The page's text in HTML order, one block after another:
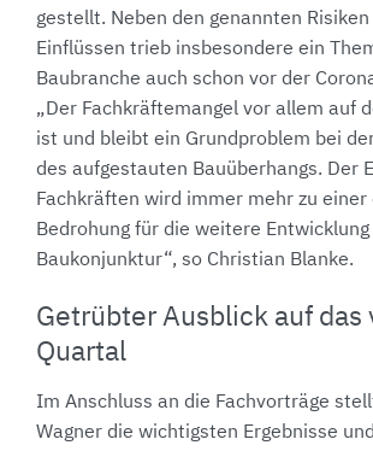
gestellt. Neben den genannten
Einflüssen trieb insbesondere ein
Baubranche auch schon vor der
„Der Fachkräftemangel vor allem auf
ist und bleibt ein Grundproblem bei
des aufgestauten Bauüberhangs. Der
Fachkräften wird immer mehr zu einer
Bedrohung für die weitere
Baukonjunktur“, so Christian Blanke.
Getrübter Ausblick auf das
Quartal
Im Anschluss an die Fachvorträge
Wagner die wichtigsten Ergebnisse